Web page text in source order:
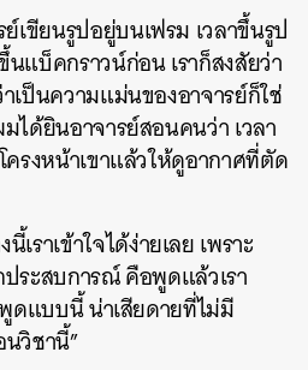
ย์เขียนรูปอยู่บนเฟรม เวลาขึ้นรูป
แบ็คกราวน์ก่อน เราก็สงสัยว่า
เป็นความแม่นของอาจารย์ก็ใช่
ด้ยินอาจารย์สอนคนว่า เวลา
รงหน้าเขาแล้วให้ดูอากาศที่ตัด
ราเข้าใจได้ง่ายเลย เพราะ
ระสบการณ์ คือพูดแล้วเรา
ดแบบนี้ น่าเสียดายที่ไม่มี
วิชานี้”